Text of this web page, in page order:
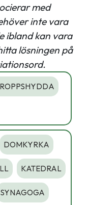
med
inte vara
ibland kan vara
lösningen på
DOMKYRKA
KATEDRAL
SYNAGOGA